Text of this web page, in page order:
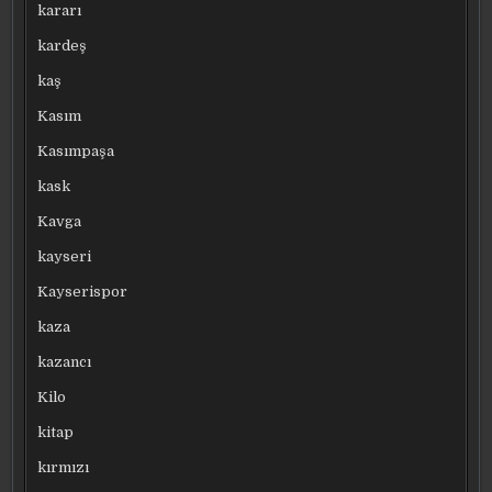
kararı
kardeş
kaş
Kasım
Kasımpaşa
kask
Kavga
kayseri
Kayserispor
kaza
kazancı
Kilo
kitap
kırmızı